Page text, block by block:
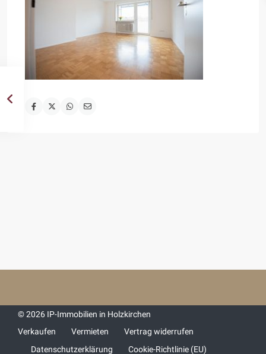
© 2026 IP-Immobilien in Holzkirchen
Verkaufen
Vermieten
Vertrag widerrufen
Datenschutzerklärung
Cookie-Richtlinie (EU)